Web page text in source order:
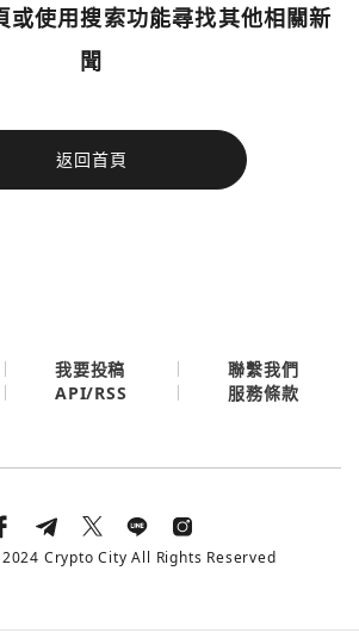
或使用搜索功能尋找其他相關新
聞
返回首頁
使用以下帳號繼續
點擊關閉按鈕或空白處，即可回到加密
我要投稿
聯繫我們
API/RSS 服務條款
Crypto City All Rights Reserved